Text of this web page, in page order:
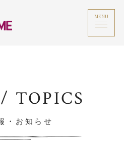
MENU
TOPICS
・お知らせ